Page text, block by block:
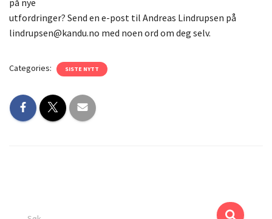
på nye
utfordringer? Send en e-post til Andreas Lindrupsen på
lindrupsen@kandu.no med noen ord om deg selv.
Categories: SISTE NYTT